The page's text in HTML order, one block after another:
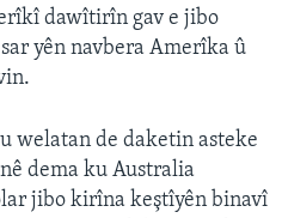
dawîtirîn gav e jibo
yên navbera Amerîka û
welatan de daketin asteke
dema ku Australia
jibo kirîna keştîyên binavî